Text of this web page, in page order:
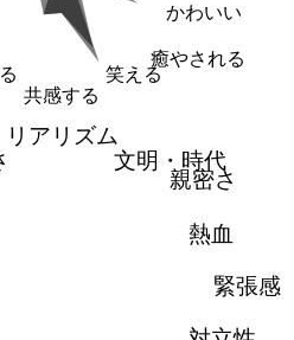
かわいい
癒やされる
笑える
共感する
リアリズム
文明・時代
親密さ
熱血
緊張感